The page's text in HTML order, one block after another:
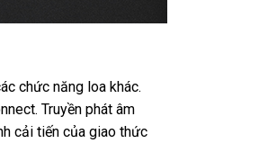
chức năng loa khác.
Truyền phát âm
cải tiến của giao thức